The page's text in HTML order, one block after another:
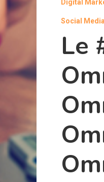
Digital
Social
Le